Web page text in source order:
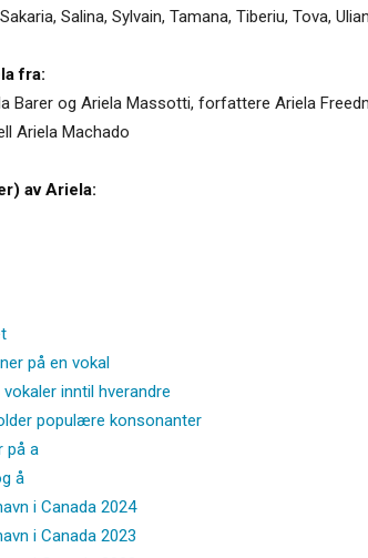
Sakaria, Salina, Sylvain, Tamana, Tiberiu, Tova,
fra:
Barer og Ariela Massotti, forfattere Ariela
Ariela Machado
av Ariela:
på en vokal
inntil hverandre
populære konsonanter
på a
å
i Canada 2024
i Canada 2023